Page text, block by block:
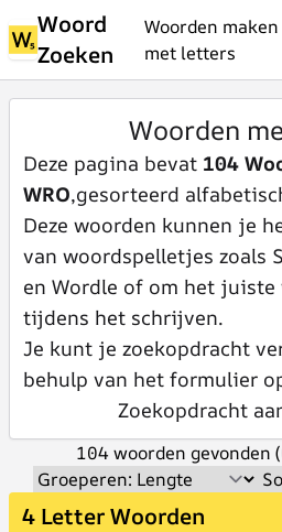
Woord
Zoeken
Woorden maken
met letters
Woorden
Deze pagina bevat 104
WRO,gesorteerd
Deze woorden kunnen je
van woordspelletjes zoals
en Wordle of om het
tijdens het schrijven.
Je kunt je zoekopdracht
behulp van het formulier
Zoekopdracht
104 woorden gevonden
4 Letter Woorden